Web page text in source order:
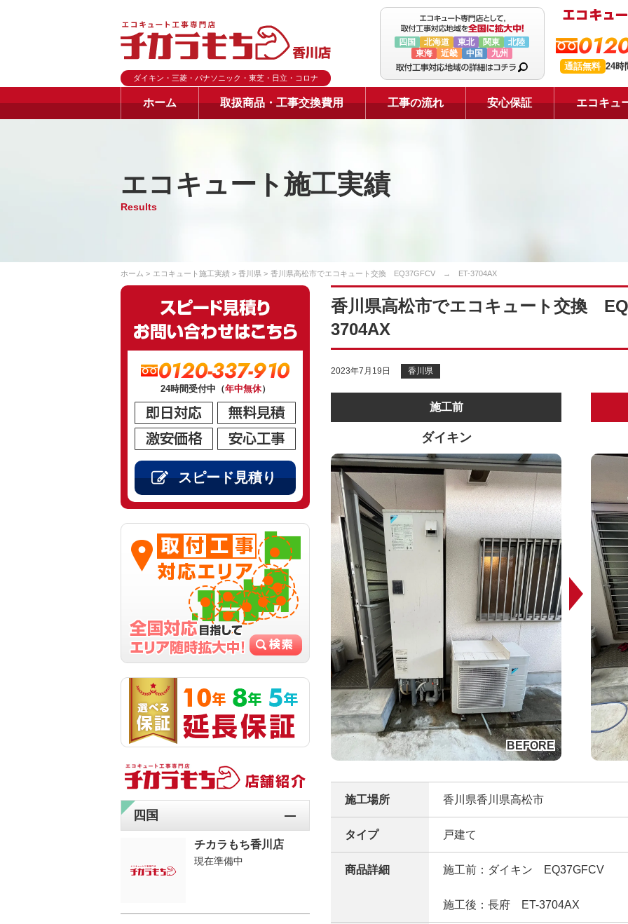
ダイキン・三菱・パナソニック・東芝・日立・コロナ
四国 北海道 東北 関東
北陸
東海
近畿 中国 九州
通話無料 24時
ホーム 取扱商品・工事交換費用 工事の流れ 安心保証 エコキュ
エコキュート施工実績
Results
ホーム エコキュート施工実績 香川県 香川県高松市でエコキュート交換 EQ37GFCV → ET-3704AX
香川県高松市でエコキュート交換
3704AX
2023年7月19日 香川県
施工前
ダイキン
施工場所 香川県香川県高松市
タイプ 戸建て
商品詳細 施工前：ダイキン EQ37GFCV
施工後：長府 ET-3704AX
0120-337-910
24時間受付中（年中無休）
スピード見積り
四国
チカラもち香川店
現在準備中